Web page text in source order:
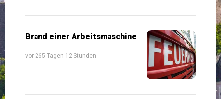
Brand einer Arbeitsmaschine
vor 265 Tagen 12 Stunden